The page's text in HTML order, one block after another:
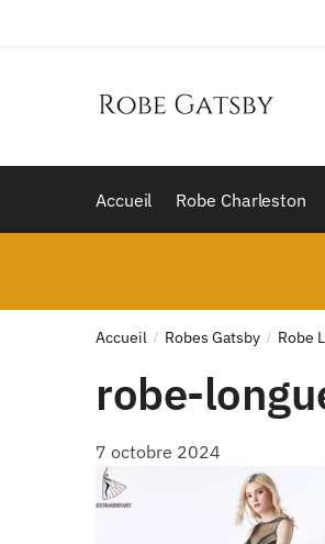
Accueil Robe Charleston
Accueil / Robes Gatsby / Robe
robe-
7 octobre 2024